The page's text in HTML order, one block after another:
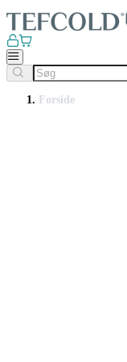
Forside